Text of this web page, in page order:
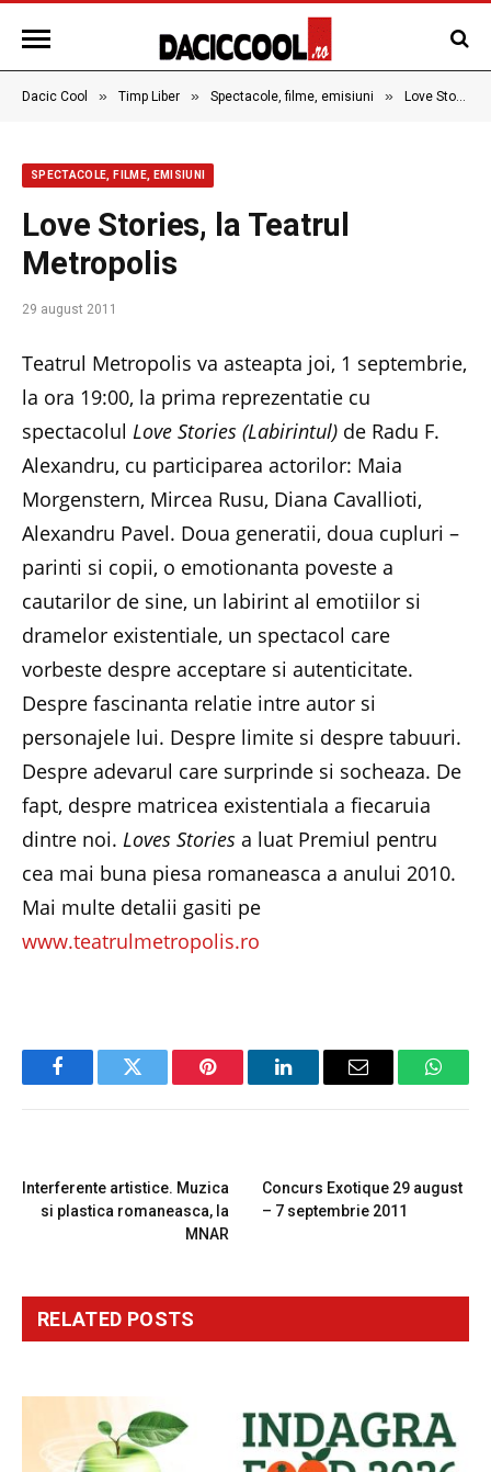
Dacic Cool » Timp Liber » Spectacole, filme, emisiuni » Love Stories, la Teatrul Metropolis
SPECTACOLE, FILME, EMISIUNI
Love Stories, la Teatrul
Metropolis
29 august 2011
Teatrul Metropolis va asteapta joi, 1 septembrie,
la ora 19:00, la prima reprezentatie cu
spectacolul Love Stories (Labirintul) de Radu F.
Alexandru, cu participarea actorilor: Maia
Morgenstern, Mircea Rusu, Diana Cavallioti,
Alexandru Pavel. Doua generatii, doua cupluri –
parinti si copii, o emotionanta poveste a
cautarilor de sine, un labirint al emotiilor si
dramelor existentiale, un spectacol care
vorbeste despre acceptare si autenticitate.
Despre fascinanta relatie intre autor si
personajele lui. Despre limite si despre tabuuri.
Despre adevarul care surprinde si socheaza. De
fapt, despre matricea existentiala a fiecaruia
dintre noi. Loves Stories a luat Premiul pentru
cea mai buna piesa romaneasca a anului 2010.
Mai multe detalii gasiti pe
www.teatrulmetropolis.ro
FacebookTwitter Pinterest LinkedInEmail
Interferente artistice. Muzica
si plastica romaneasca, la
MNAR
Concurs Exotique 29 august
– 7 septembrie 2011
RELATED POSTS